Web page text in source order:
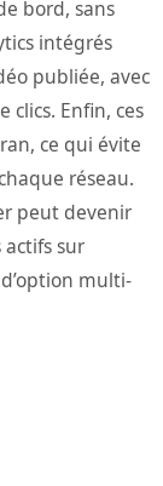
bord, sans
intégrés
publiée, avec
clics. Enfin, ces
ce qui évite
réseau.
peut devenir
sur
multi-